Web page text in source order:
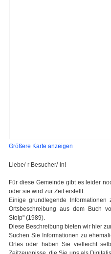
Größere Karte anzeigen
Liebe/-r Besucher/-in!
Für diese Gemeinde gibt es leider
oder sie wird zur Zeit erstellt.
Einige grundlegende
Ortsbeschreibung aus dem Buch
Stolp" (1989).
Diese Beschreibung bieten wir hier
Suchen Sie Informationen zu
Ortes oder haben Sie vielleicht